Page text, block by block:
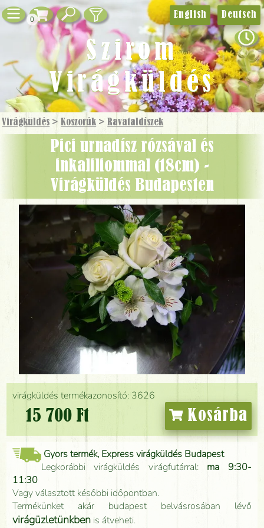
0
Virágküldés > Koszorúk > Ravatal­díszek
pici urnadísz rózsával és
inkaliliommal (18cm) -
Virágküldés Budapesten
virágküldés termékazonosító: 3626
15 700 Ft Kosárba
Gyors termék, Express virágküldés Budapest
Legkorábbi virágküldés virágfutárral: ma 9:30-
11:30
Vagy választott későbbi időpontban.
Termékünket akár budapest belvásrosában lévő
virágüzletünkben is átveheti.
English Deutsch
Szirom
Virágküldés